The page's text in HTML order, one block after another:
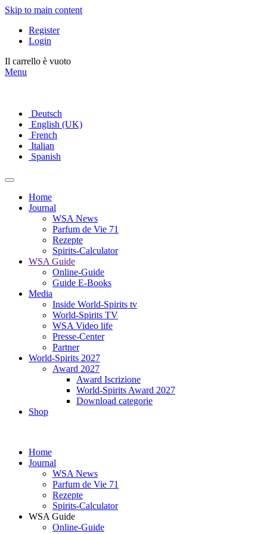
Skip to main content
Register
Login
Il carrello è vuoto
Menu
Deutsch
English (UK)
French
Italian
Spanish
Home
Journal
WSA News
Parfum de Vie 71
Rezepte
Spirits-Calculator
WSA Guide
Online-Guide
Guide E-Books
Media
Inside World-Spirits tv
World-Spirits TV
WSA Video life
Presse-Center
Partner
World-Spirits 2027
Award 2027
Award Iscrizione
World-Spirits Award 2027
Download categorie
Shop
Home
Journal
WSA News
Parfum de Vie 71
Rezepte
Spirits-Calculator
WSA Guide
Online-Guide